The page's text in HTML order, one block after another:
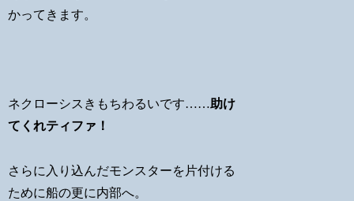
かってきます。
ネクローシスきもちわるいです……助け
てくれティファ！
さらに入り込んだモンスターを片付ける
ために船の更に内部へ。